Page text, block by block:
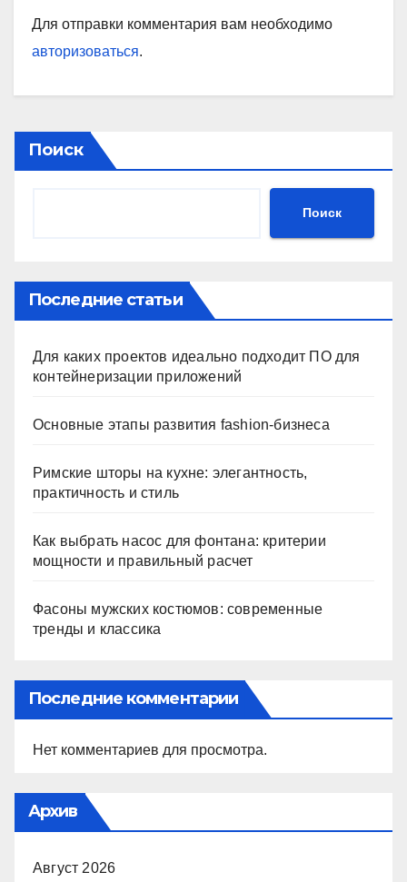
Для отправки комментария вам необходимо
авторизоваться.
Поиск
Поиск
Последние статьи
Для каких проектов идеально подходит ПО для
контейнеризации приложений
Основные этапы развития fashion-бизнеса
Римские шторы на кухне: элегантность,
практичность и стиль
Как выбрать насос для фонтана: критерии
мощности и правильный расчет
Фасоны мужских костюмов: современные
тренды и классика
Последние комментарии
Нет комментариев для просмотра.
Архив
Август 2026